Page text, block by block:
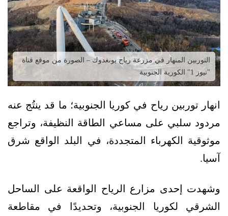
التوربين المنهار في مزرعة رياح يونغدوك – الصورة من موقع قناة
"نيوز 1" الكورية الجنوبية
انهار توربين رياح في كوريا الجنوبية؛ ما قد ينتُج عنه
مردود سلبي على مساعي الطاقة النظيفة، وتراجع
موثوقية الكهرباء المتجددة، في البلد الواقع شرق
آسيا.
وشهدت إحدى مزارع الرياح الواقعة على الساحل
الشرقي لكوريا الجنوبية، وتحديدًا في مقاطعة